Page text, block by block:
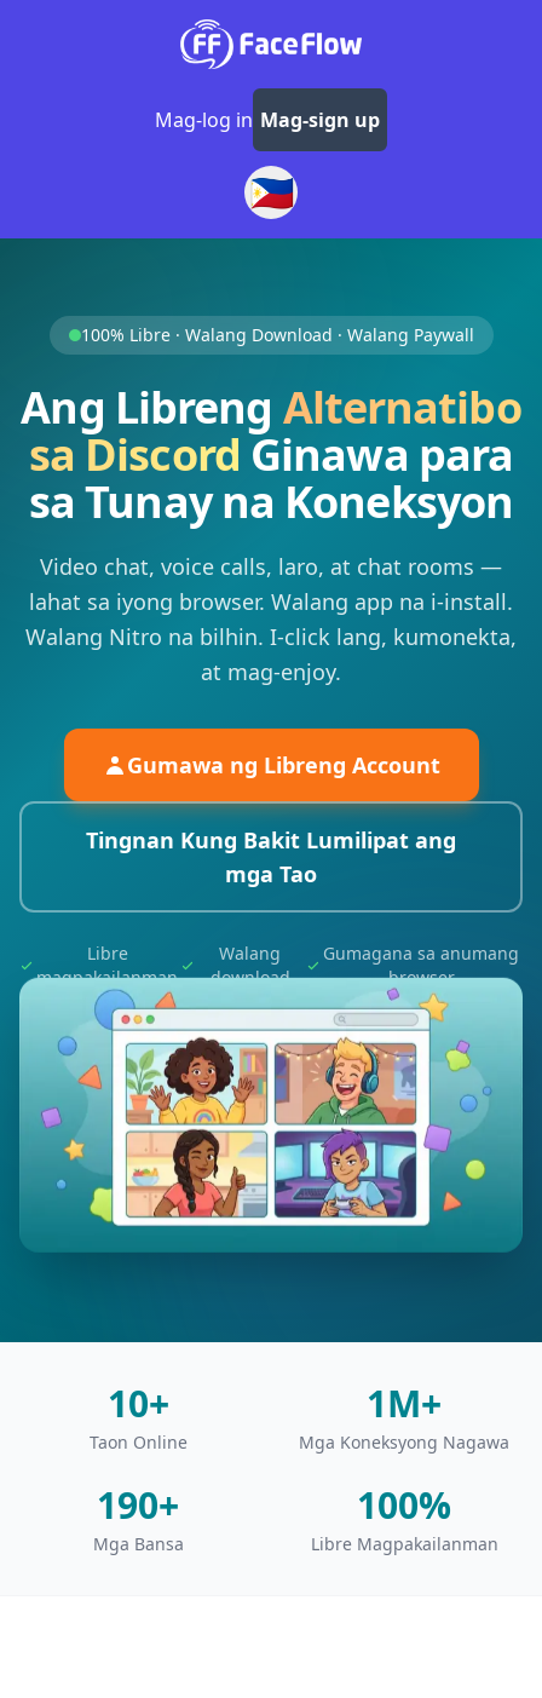
Mag-log in Mag-sign up
🇵🇭
100% Libre · Walang Download · Walang Paywall
Ang Libreng Alternatibo
sa Discord Ginawa para
sa Tunay na Koneksyon
Video chat, voice calls, laro, at chat rooms —
lahat sa iyong browser. Walang app na i-install.
Walang Nitro na bilhin. I-click lang, kumonekta,
at mag-enjoy.
Gumawa ng Libreng Account
Tingnan Kung Bakit Lumilipat ang
mga Tao
Libre
magpakailanman
Walang
download
Gumagana sa anumang
browser
10+
Taon Online
1M+
Mga Koneksyong Nagawa
190+
Mga Bansa
100%
Libre Magpakailanman